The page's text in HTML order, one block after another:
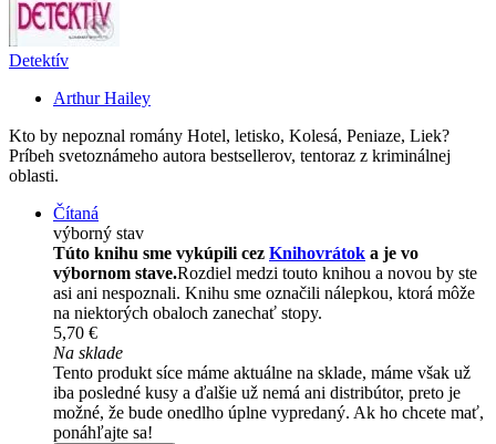
Detektív
Arthur Hailey
Kto by nepoznal romány Hotel, letisko, Kolesá, Peniaze, Liek?
Príbeh svetoznámeho autora bestsellerov, tentoraz z kriminálnej
oblasti.
Čítaná
výborný stav
Túto knihu sme vykúpili cez Knihovrátok a je vo
výbornom stave.Rozdiel medzi touto knihou a novou by ste
asi ani nespoznali. Knihu sme označili nálepkou, ktorá môže
na niektorých obaloch zanechať stopy.
5,70 €
Na sklade
Tento produkt síce máme aktuálne na sklade, máme však už
iba posledné kusy a ďalšie už nemá ani distribútor, preto je
možné, že bude onedlho úplne vypredaný. Ak ho chcete mať,
ponáhľajte sa!